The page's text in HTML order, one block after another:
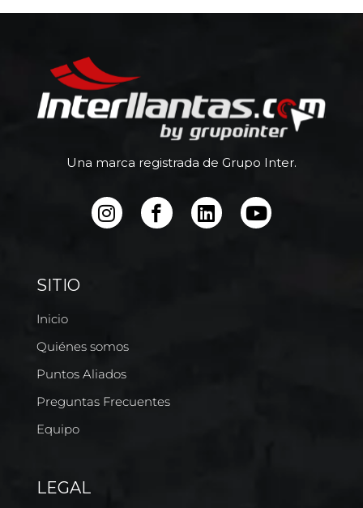
Una marca registrada de Grupo Inter.
SITIO
Inicio
Quiénes somos
Puntos Aliados
Preguntas Frecuentes
Equipo
LEGAL